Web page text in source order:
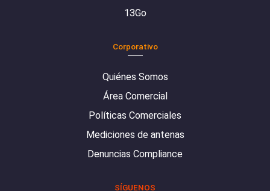
13Go
Corporativo
Quiénes Somos
Área Comercial
Políticas Comerciales
Mediciones de antenas
Denuncias Compliance
SÍGUENOS